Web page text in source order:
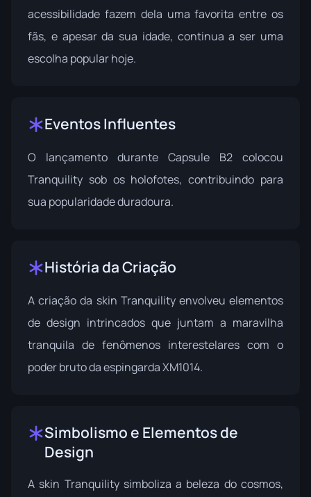
acessibilidade fazem dela uma favorita entre os
fãs, e apesar da sua idade, continua a ser uma
escolha popular hoje.
Eventos Influentes
O lançamento durante Capsule B2 colocou
Tranquility sob os holofotes, contribuindo para
sua popularidade duradoura.
História da Criação
A criação da skin Tranquility envolveu elementos
de design intrincados que juntam a maravilha
tranquila de fenômenos interestelares com o
poder bruto da espingarda XM1014.
Simbolismo e Elementos de
Design
A skin Tranquility simboliza a beleza do cosmos,